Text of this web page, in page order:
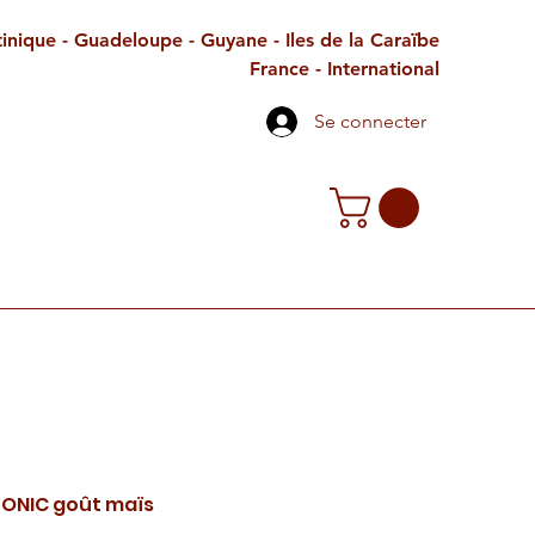
- Guadeloupe - Guyane - Iles de la Caraïbe
France - International
Se connecter
goût maïs